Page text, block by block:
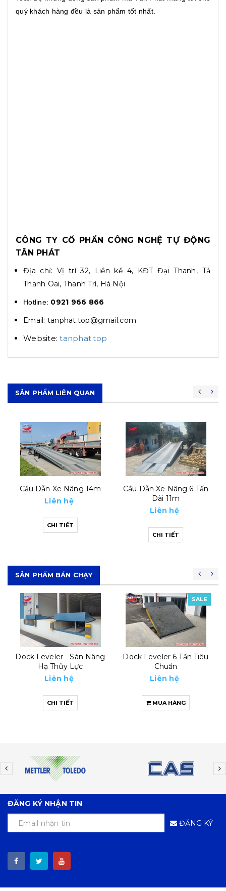
quý khách hàng đều là sản phẩm tốt nhất.
CÔNG TY CỔ PHẦN CÔNG NGHỆ TỰ ĐỘNG
TÂN PHÁT
Địa chỉ: Vị trí 32, Liền kề 4, KĐT Đại Thanh, Tả
Thanh Oai, Thanh Trì, Hà Nội
Hotline: 0921 966 866
Email: tanphat.top@gmail.com
Website:tanphat.top
SẢN PHẨM LIÊN QUAN
Cầu Dẫn Xe Nâng 6 Tấn
Dài 11m
CHI TIẾT
Cầu Dẫn Lên Container
11m
Liên hệ
CHI TIẾT
SẢN PHẨM BÁN CHẠY
SALE
Dock Leveler 6 Tấn Tiêu
Chuẩn
Liên hệ
MUA HÀNG
SALE
Automatic Dock Leveler
8 Tấn
Liên hệ
MUA HÀNG
ĐĂNG KÝ NHẬN TIN
ĐĂNG KÝ